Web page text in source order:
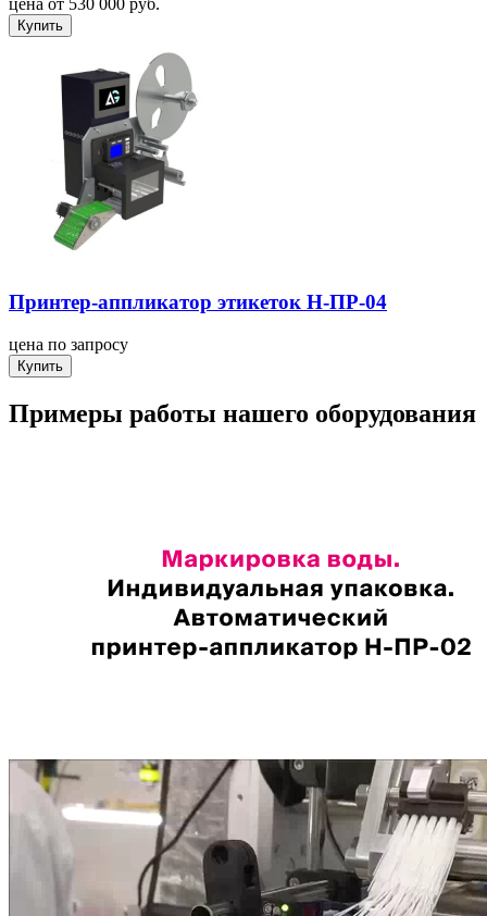
Купить
Принтер-аппликатор этикеток Н-ПР-04
цена по запросу
Купить
Примеры работы нашего оборудования